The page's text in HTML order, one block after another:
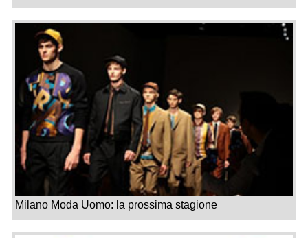
Milano Moda Uomo: la prossima stagione